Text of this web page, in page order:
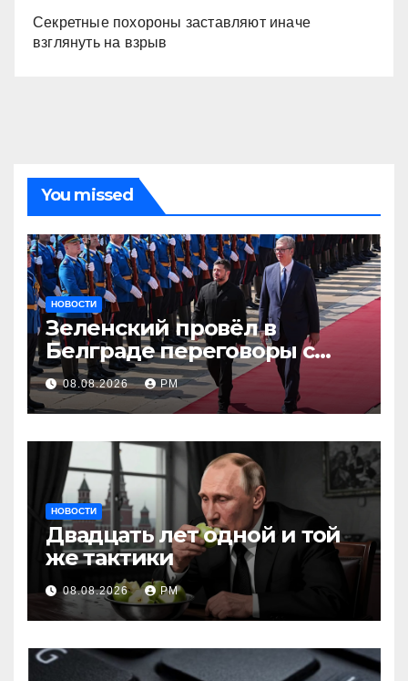
Секретные похороны заставляют иначе
взглянуть на взрыв
You missed
НОВОСТИ
Зеленский провёл в
Белграде переговоры с
Вучичем
08.08.2026 РМ
НОВОСТИ
Двадцать лет одной и той
же тактики
08.08.2026 РМ